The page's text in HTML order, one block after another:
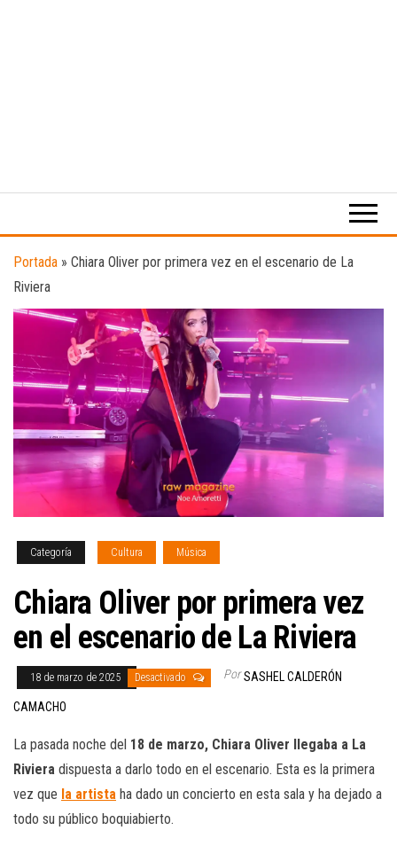
digital
el
música.
Portada » Chiara Oliver por primera vez en el escenario de La
Riviera
Categoría Cultura Música
Chiara Oliver por primera vez
en el escenario de La Riviera
18 de marzo de 2025 Desactivado Por SASHEL CALDERÓN
CAMACHO
La pasada noche del 18 de marzo, Chiara Oliver llegaba a La
Riviera dispuesta a darlo todo en el escenario. Esta es la primera
vez que la artista ha dado un concierto en esta sala y ha dejado a
todo su público boquiabierto.